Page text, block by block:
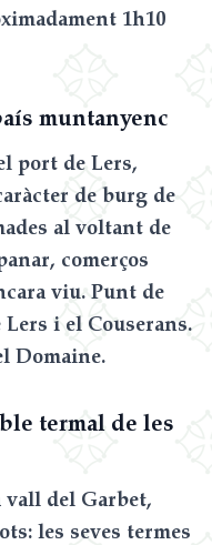
1h10
muntanyenc
port de Lers,
de burg de
al voltant de
comerços
viu. Punt de
i el Couserans.
Domaine.
termal de les
vall del Garbet,
les seves termes